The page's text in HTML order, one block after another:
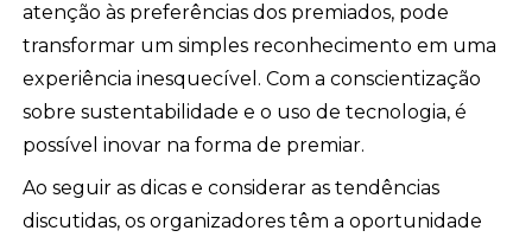
atenção às preferências dos premiados, pode
transformar um simples reconhecimento em uma
experiência inesquecível. Com a conscientização
sobre sustentabilidade e o uso de tecnologia, é
possível inovar na forma de premiar.
Ao seguir as dicas e considerar as tendências
discutidas, os organizadores têm a oportunidade